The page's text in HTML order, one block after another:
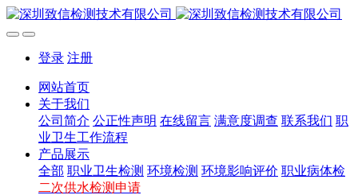
登录 注册
网站首页
关于我们
公司简介 公正性声明 在线留言 满意度调查 联系我们 职
业卫生工作流程
产品展示
全部 职业卫生检测 环境检测 环境影响评价 职业病体检
二次供水检测申请